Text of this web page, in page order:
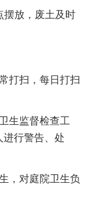
放，废土及时
打扫，每日打扫
生监督检查工
进行警告、处
，对庭院卫生负